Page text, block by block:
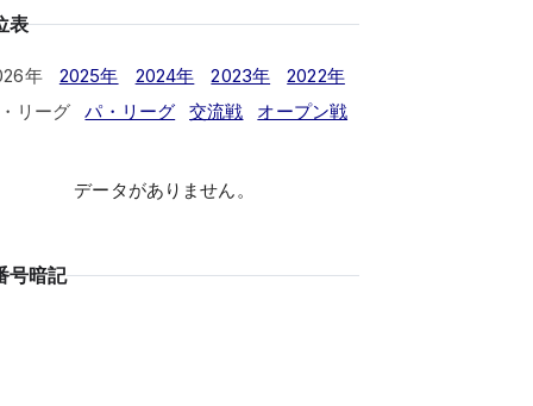
表
年 2025年 2024年 2023年
2022年
リーグ
パ・リーグ 交流戦 オープン戦
データがありません。
号暗記